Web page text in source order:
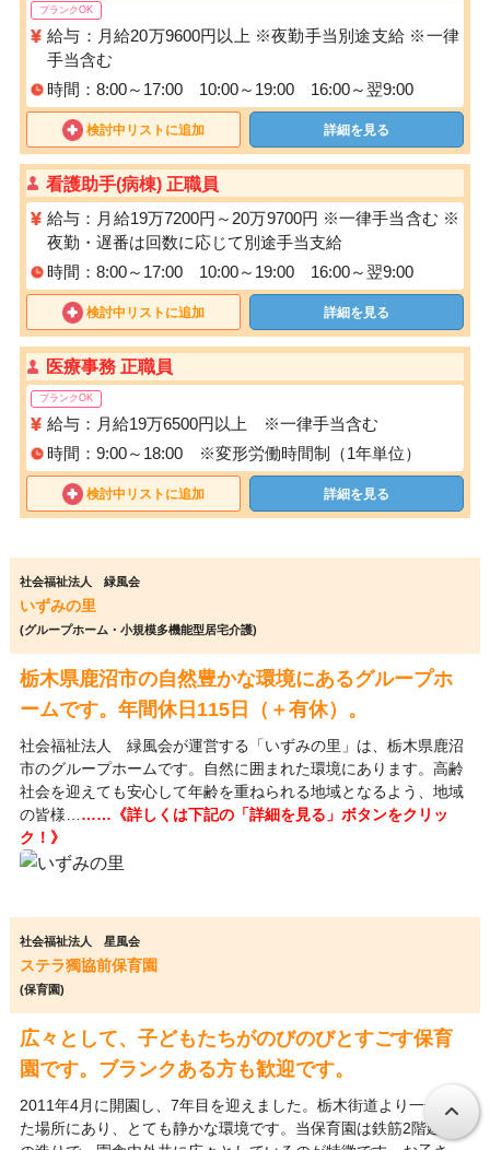
ブランクOK
給与：月給20万9600円以上 ※夜勤手当別途支給 ※一律
手当含む
時間：8:00～17:00 10:00～19:00 16:00～翌9:00
検討中リストに追加 詳細を見る
看護助手(病棟) 正職員
給与：月給19万7200円～20万9700円 ※一律手当含む ※
夜勤・遅番は回数に応じて別途手当支給
時間：8:00～17:00 10:00～19:00 16:00～翌9:00
検討中リストに追加 詳細を見る
医療事務 正職員
ブランクOK
給与：月給19万6500円以上 ※一律手当含む
時間：9:00～18:00 ※変形労働時間制（1年単位）
検討中リストに追加 詳細を見る
社会福祉法人 緑風会
いずみの里
(グループホーム・小規模多機能型居宅介護)
栃木県鹿沼市の自然豊かな環境にあるグループホ
ームです。年間休日115日（＋有休）。
社会福祉法人 緑風会が運営する「いずみの里」は、栃木県鹿沼
市のグループホームです。自然に囲まれた環境にあります。高齢
社会を迎えても安心して年齢を重ねられる地域となるよう、地域
の皆様… ……《詳しくは下記の「詳細を見る」ボタンをクリッ
ク！》
社会福祉法人 星風会
ステラ獨協前保育園
(保育園)
広々として、子どもたちがのびのびとすごす保育
園です。ブランクある方も歓迎です。
2011年4月に開園し、7年目を迎えました。栃木街道より一歩入っ
た場所にあり、とても静かな環境です。当保育園は鉄筋2階建て